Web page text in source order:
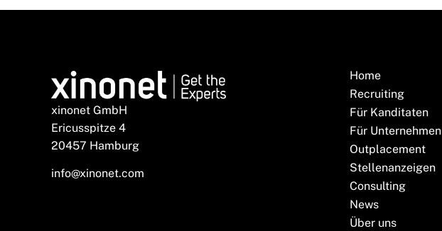
xinonet GmbH
Ericusspitze 4
20457 Hamburg
info@xinonet.com
Home
Recruiting
Für Kanditaten
Für Unternehmen
Outplacement
Stellenanzeigen
Consulting
News
Über uns